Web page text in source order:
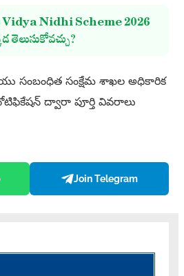
Vidya Nidhi Scheme 2026
తెలుసుకోవచ్చు?
సంబంధిత సంక్షేమ శాఖల అధికారిక
ద్వారా పూర్తి వివరాలు
Join Telegram